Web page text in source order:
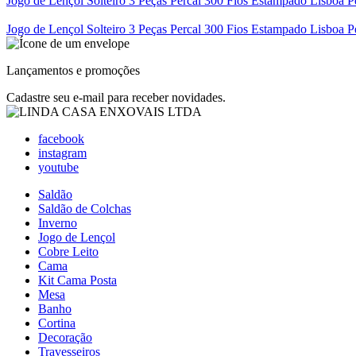
Jogo de Lençol Solteiro 3 Peças Percal 300 Fios Estampado Lisboa
Lançamentos e promoções
Cadastre seu e-mail para receber novidades.
facebook
instagram
youtube
Saldão
Saldão de Colchas
Inverno
Jogo de Lençol
Cobre Leito
Cama
Kit Cama Posta
Mesa
Banho
Cortina
Decoração
Travesseiros